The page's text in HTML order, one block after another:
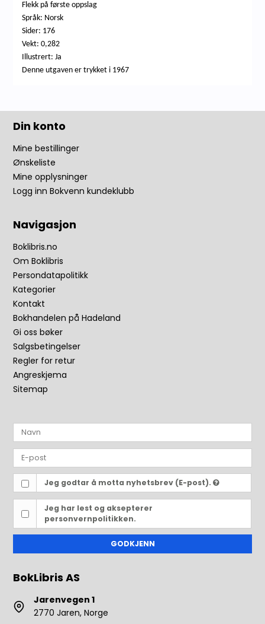
Flekk på første oppslag
Språk: Norsk
Sider: 176
Vekt: 0,282
Illustrert: Ja
Denne utgaven er trykket i 1967
Din konto
Mine bestillinger
Ønskeliste
Mine opplysninger
Logg inn Bokvenn kundeklubb
Navigasjon
Boklibris.no
Om Boklibris
Persondatapolitikk
Kategorier
Kontakt
Bokhandelen på Hadeland
Gi oss bøker
Salgsbetingelser
Regler for retur
Angreskjema
Sitemap
Jeg godtar å motta nyhetsbrev (E-post).
Jeg har lest og aksepterer
personvernpolitikken.
GODKJENN
BokLibris AS
Jarenvegen 1
2770 Jaren, Norge